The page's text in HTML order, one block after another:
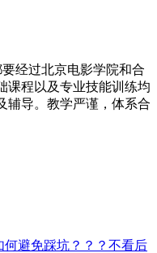
经过北京电影学院和合
课程以及专业技能训练均
辅导。教学严谨，体系合
避免踩坑？？？不看后